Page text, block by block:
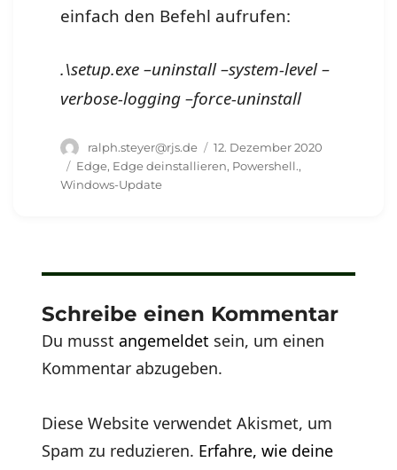
einfach den Befehl aufrufen:
.\setup.exe –uninstall –system-level –
verbose-logging –force-uninstall
Autor
ralph.steyer@rjs.de
Veröffentlicht
am
12. Dezember 2020
Schlagwörter
Edge, Edge deinstallieren, Powershell.,
Windows-Update
Schreibe einen Kommentar
Du musstangemeldet sein, um einen
Kommentar abzugeben.
Diese Website verwendet Akismet, um
Spam zu reduzieren. Erfahre, wie deine